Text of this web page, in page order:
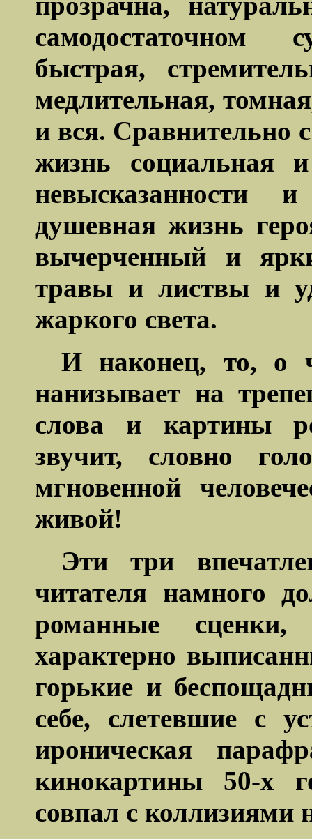
самодостаточном
быстрая,
медлительная,
и вся. Сравнительно
жизнь социальная
невысказанности
душевная жизнь
вычерченный и
травы и листвы и
жаркого света.
Инаконец, то, о
нанизывает на
слова и картины
звучит, словно
мгновенной
живой!
Эти три
читателя намного
романные
характерно
горькие и
себе, слетевшие с
ироническая
кинокартины 50-х
совпал с коллизиями